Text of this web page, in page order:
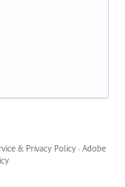
& Privacy Policy · Adobe